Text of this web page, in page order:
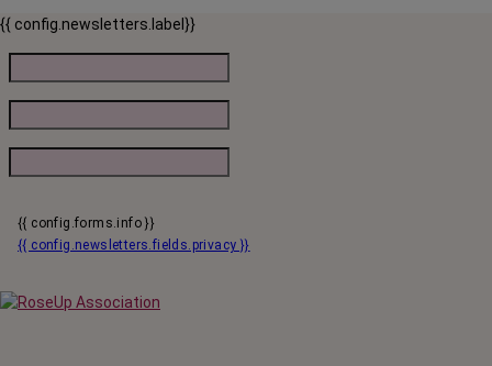
{{ config.newsletters.label}}
{{ config.forms.info }}
{{ config.newsletters.fields.privacy }}